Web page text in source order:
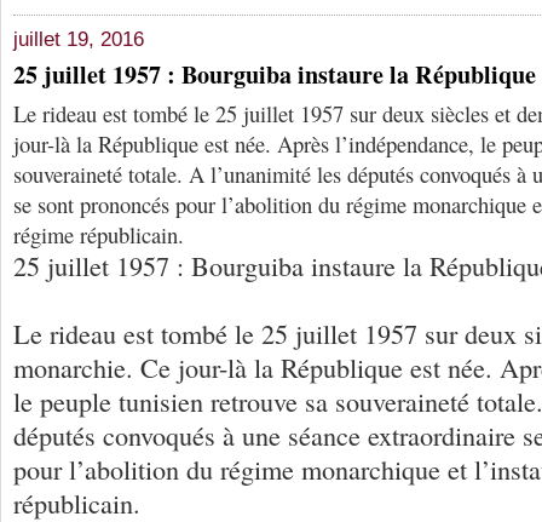
juillet 19, 2016
25 juillet 1957 : Bourguiba instaure la République
Le rideau est tombé le 25 juillet 1957 sur deux siècles et
jour-là la République est née. Après l’indépendance, le
souveraineté totale. A l’unanimité les députés convoqués à
se sont prononcés pour l’abolition du régime monarchique
régime républicain.
25 juillet 1957 : Bourguiba instaure la
Le rideau est tombé le 25 juillet 1957 sur deux
monarchie. Ce jour-là la République est née.
le peuple tunisien retrouve sa souveraineté
députés convoqués à une séance extraordinaire
pour l’abolition du régime monarchique et
républicain.